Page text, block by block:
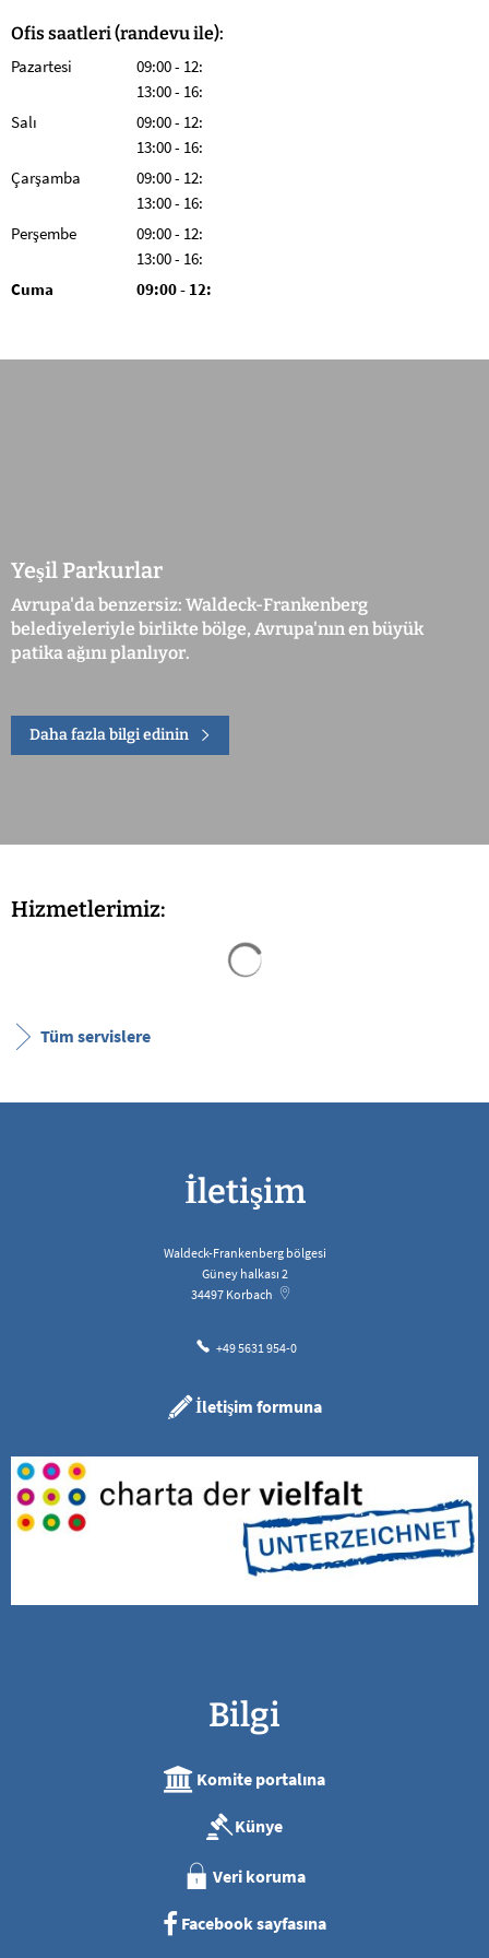
Ofis saatleri (randevu ile):
Pazartesi
09:00- 12:
00 09:00 - 12:00 arası
13:00- 16:
00 13:00 - 16:00 arası
Salı 09:00- 12:
00 09:00 - 12:00 arası
13:00- 16:
00 13:00 - 16:00 arası
Çarşamba 09:00- 12:
00 09:00 - 12:00 arası
13:00- 16:
00 13:00 - 16:00 arası
Perşembe 09:00- 12:
00 09:00 - 12:00 arası
13:00- 16:
00 13:00 - 16:00 arası
Cuma 09:00- 12:
Yeşil Parkurlar
Avrupa'da benzersiz: Waldeck-Frankenberg
belediyeleriyle birlikte bölge, Avrupa'nın en büyük
patika ağını planlıyor.
Daha fazla bilgi edinin
Hizmetlerimiz:
Tüm servislere
İletişim
Waldeck-Frankenberg bölgesi
Güney halkası 2
34497 Korbach
+49 5631 954-0
İletişim formuna
Bilgi
Komite portalına
Künye
Veri koruma
Facebook sayfasına